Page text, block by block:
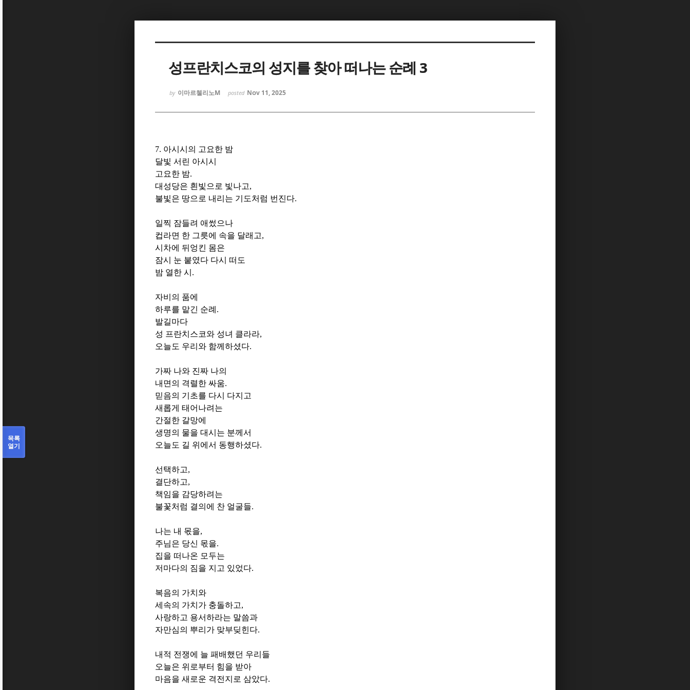
성프란치스코의 성지를 찾아 떠나는 순례 3
by 이마르첼리노M posted Nov 11, 2025
7. 아시시의 고요한 밤
달빛 서린 아시시
고요한 밤.
대성당은 흰빛으로 빛나고,
불빛은 땅으로 내리는 기도처럼 번진다.
일찍 잠들려 애썼으나
컵라면 한 그릇에 속을 달래고,
시차에 뒤엉킨 몸은
잠시 눈 붙였다 다시 떠도
밤 열한 시 .
자비의 품에
하루를 맡긴 순례 .
발길마다
성 프란치스코와 성녀 클라라,
오늘도 우리와 함께하셨다.
가짜 나와 진짜 나의
내면의 격렬한 싸움.
믿음의 기초를 다시 다지고
새롭게 태어나려는
간절한 갈망에
생명의 물을 대시는 분께서
오늘도 길 위에서 동행하셨다.
선택하고,
결단하고,
책임을 감당하려는
불꽃처럼 결의에 찬 얼굴들.
나는 내 몫을,
주님은 당신 몫을.
집을 떠나온 모두는
저마다의 짐을 지고 있었다.
복음의 가치와
세속의 가치가 충돌하고,
사랑하고 용서하라는 말씀과
자만심의 뿌리가 맞부딪힌다.
내적 전쟁에 늘 패배했던 우리들
오늘은 위로부터 힘을 받아
마음을 새로운 격전지로 삼았다.
목록
열기
Sketchbook5, 스케치북5
Sketchbook5, 스케치북5